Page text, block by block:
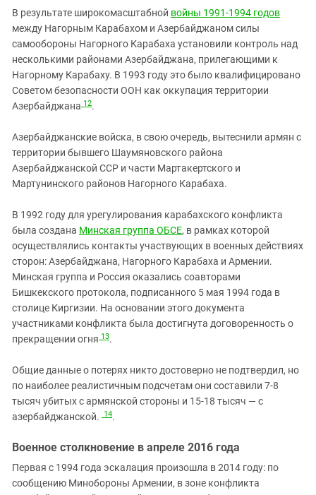
В результате широкомасштабной войны 1991-1994 годов
между Нагорным Карабахом и Азербайджаном силы
самообороны Нагорного Карабаха установили контроль над
несколькими районами Азербайджана, прилегающими к
Нагорному Карабаху. В 1993 году это было квалифицировано
Советом безопасности ООН как оккупация территории
Азербайджана 12.
Азербайджанские войска, в свою очередь, вытеснили армян с
территории бывшего Шаумяновского района
Азербайджанской ССР и части Мартакертского и
Мартунинского районов Нагорного Карабаха.
В 1992 году для урегулирования карабахского конфликта
была создана Минская группа ОБСЕ, в рамках которой
осуществлялись контакты участвующих в военных действиях
сторон: Азербайджана, Нагорного Карабаха и Армении.
Минская группа и Россия оказались соавторами
Бишкекского протокола, подписанного 5 мая 1994 года в
столице Киргизии. На основании этого документа
участниками конфликта была достигнута договоренность о
прекращении огня 13.
Общие данные о потерях никто достоверно не подтвердил, но
по наиболее реалистичным подсчетам они составили 7-8
тысяч убитых с армянской стороны и 15-18 тысяч — с
азербайджанской.
14.
Военное столкновение в апреле 2016 года
Первая с 1994 года эскалация произошла в 2014 году: по
сообщению Минобороны Армении, в зоне конфликта